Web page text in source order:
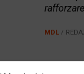
MDL/
Da